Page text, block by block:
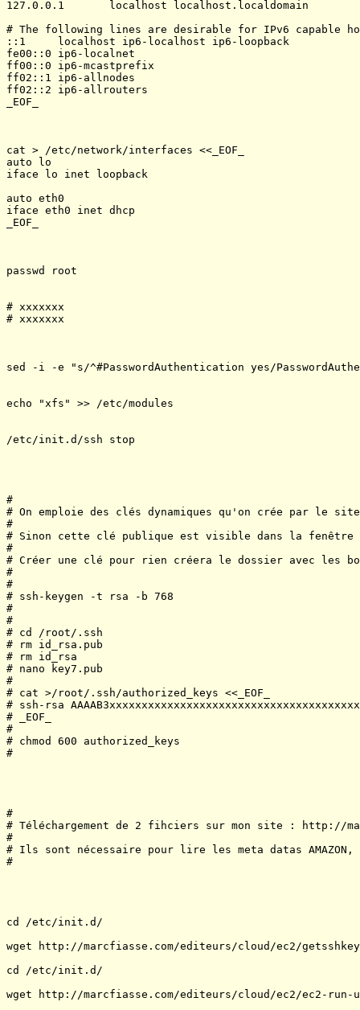
127.0.0.1       localhost localhost.localdomain
# The following lines are desirable for IPv6 capable
::1     localhost ip6-localhost ip6-loopback
fe00::0 ip6-localnet
ff00::0 ip6-mcastprefix
ff02::1 ip6-allnodes
ff02::2 ip6-allrouters
_EOF_
cat > /etc/network/interfaces <<_EOF_
auto lo
iface lo inet loopback
auto eth0
iface eth0 inet dhcp
_EOF_
passwd root
# xxxxxxx
# xxxxxxx
sed -i -e "s/^#PasswordAuthentication yes/
echo "xfs" >> /etc/modules
/etc/init.d/ssh stop
#
# On emploie des clés dynamiques qu'on crée par le site
#
# Sinon cette clé publique est visible dans la fenêtre
#
# Créer une clé pour rien créera le dossier avec les
#
#
# ssh-keygen -t rsa -b 768
#
#
# cd /root/.ssh
# rm id_rsa.pub
# rm id_rsa
# nano key7.pub
#
# cat >/root/.ssh/authorized_keys <<_EOF_
# ssh-rsa
# _EOF_
#
# chmod 600 authorized_keys
#
#
# Téléchargement de 2 fihciers sur mon site : http://
#
# Ils sont nécessaire pour lire les meta datas
#
cd /etc/init.d/
wget http://marcfiasse.com/editeurs/cloud/ec2/getsshkey
cd /etc/init.d/
wget http://marcfiasse.com/editeurs/cloud/ec2/ec2-run-